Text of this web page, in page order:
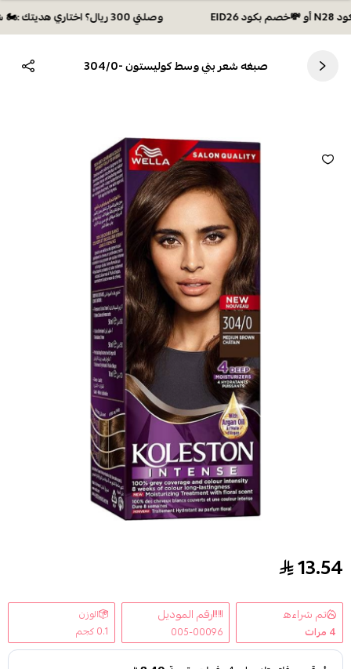
وصلتي 300 ريال؟ اختاري هديتك :🏍 شحن مجاني بكود N28 أو 💸خصم بكود EID26
صبغه شعر بني وسط كوليستون -304/0
صبغه شعر بني وسط كوليستون -304/0
13.54
تم شراءه
4 مرات
رقم الموديل
005-00096
الوزن
0.1 كجم